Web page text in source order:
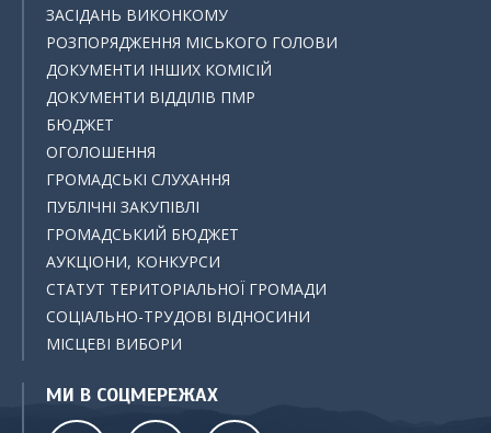
ЗАСІДАНЬ ВИКОНКОМУ
РОЗПОРЯДЖЕННЯ МІСЬКОГО ГОЛОВИ
ДОКУМЕНТИ ІНШИХ КОМІСІЙ
ДОКУМЕНТИ ВІДДІЛІВ ПМР
БЮДЖЕТ
ОГОЛОШЕННЯ
ГРОМАДСЬКІ СЛУХАННЯ
ПУБЛІЧНІ ЗАКУПІВЛІ
ГРОМАДСЬКИЙ БЮДЖЕТ
АУКЦІОНИ, КОНКУРСИ
СТАТУТ ТЕРИТОРІАЛЬНОЇ ГРОМАДИ
СОЦІАЛЬНО-ТРУДОВІ ВІДНОСИНИ
МІСЦЕВІ ВИБОРИ
МИ В СОЦМЕРЕЖАХ